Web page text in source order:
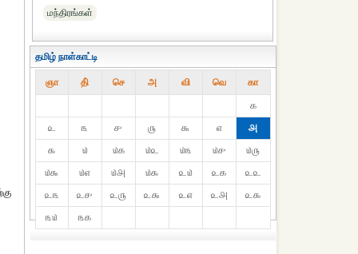
மந்திரங்கள்
தமிழ் நாள்காட்டி
ஞா தி் செ அ வி வெ கா
௧
௨
௩ ௪ ௫ ௬ ௭
௮
௯
௰ ௰௧ ௰௨ ௰௩ ௰௪
௰௫
௰௬
௰௭ ௰௮ ௰௯ ௨௰ ௨௧
௨௨
௨௩
௨௪ ௨௫ ௨௬ ௨௭ ௨௮
௨௯
௩௰
௩௧